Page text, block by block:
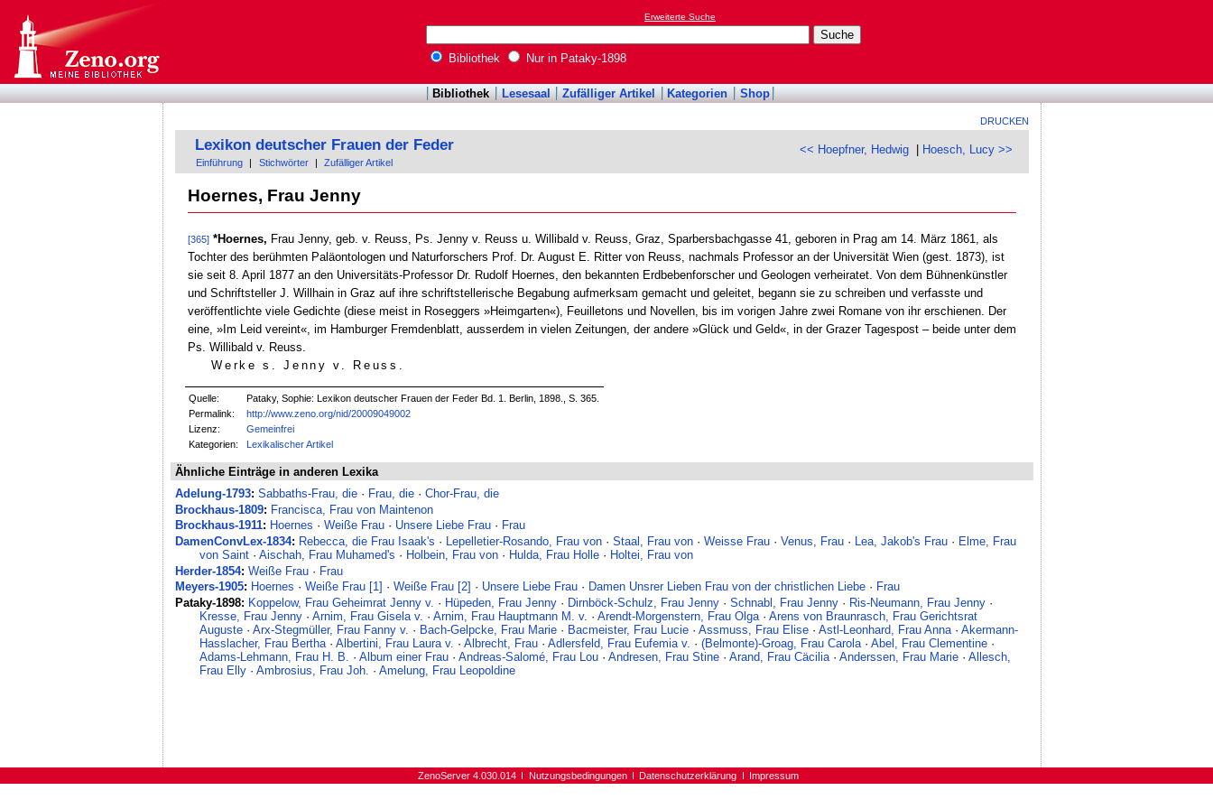
Erweiterte Suche
Bibliothek Nur in Pataky-1898
Bibliothek Lesesaal Zufälliger Artikel Kategorien Shop
DRUCKEN
<< Hoepfner, Hedwig Hoesch, Lucy >>
Lexikon deutscher Frauen der Feder
Einführung Stichwörter Zufälliger Artikel
Hoernes, Frau Jenny
[365] *Hoernes, Frau Jenny, geb. v. Reuss, Ps. Jenny v. Reuss u. Willibald v. Reuss, Graz, Sparbersbachgasse 41, geboren in Prag am 14. März 1861, als
Tochter des berühmten Paläontologen und Naturforschers Prof. Dr. August E. Ritter von Reuss, nachmals Professor an der Universität Wien (gest. 1873), ist
sie seit 8. April 1877 an den Universitäts-Professor Dr. Rudolf Hoernes, den bekannten Erdbebenforscher und Geologen verheiratet. Von dem Bühnenkünstler
und Schriftsteller J. Willhain in Graz auf ihre schriftstellerische Begabung aufmerksam gemacht und geleitet, begann sie zu schreiben und verfasste und
veröffentlichte viele Gedichte (diese meist in Roseggers »Heimgarten«), Feuilletons und Novellen, bis im vorigen Jahre zwei Romane von ihr erschienen. Der
eine, »Im Leid vereint«, im Hamburger Fremdenblatt, ausserdem in vielen Zeitungen, der andere »Glück und Geld«, in der Grazer Tagespost – beide unter dem
Ps. Willibald v. Reuss.
Werke s. Jenny v. Reuss
Quelle:
Pataky, Sophie: Lexikon deutscher Frauen der Feder Bd. 1. Berlin, 1898., S. 365.
Permalink:
http://www.zeno.org/nid/20009049002
Lizenz:
Gemeinfrei
Kategorien:
Lexikalischer Artikel
Ähnliche Einträge in anderen Lexika
Adelung-1793: Sabbaths-Frau, die · Frau, die ·Chor-Frau, die
Brockhaus-1809: Francisca, Frau von Maintenon
Brockhaus-1911: Hoernes ·Weiße Frau · Unsere Liebe Frau · Frau
DamenConvLex-1834: Rebecca, die Frau Isaak's · Lepelletier-Rosando, Frau von ·Staal, Frau von ·Weisse Frau ·Venus, Frau · Lea, Jakob's Frau · Elme, Frau
von Saint· Aischah, Frau Muhamed's · Holbein, Frau von· Hulda, Frau Holle· Holtei, Frau von
Herder-1854: Weiße Frau · Frau
Meyers-1905: Hoernes ·Weiße Frau [1] ·Weiße Frau [2] · Unsere Liebe Frau · Damen Unsrer Lieben Frau von der christlichen Liebe · Frau
Pataky-1898: Koppelow, Frau Geheimrat Jenny v. · Hüpeden, Frau Jenny · Dirnböck-Schulz, Frau Jenny ·Schnabl, Frau Jenny · Ris-Neumann, Frau Jenny ·
Kresse, Frau Jenny· Arnim, Frau Gisela v. · Arnim, Frau Hauptmann M. v. · Arendt-Morgenstern, Frau Olga· Arens von Braunrasch, Frau Gerichtsrat
Auguste· Arx-Stegmüller, Frau Fanny v. · Bach-Gelpcke, Frau Marie· Bacmeister, Frau Lucie· Assmuss, Frau Elise· Astl-Leonhard, Frau Anna· Akermann-
Hasslacher, Frau Bertha· Albertini, Frau Laura v. · Albrecht, Frau· Adlersfeld, Frau Eufemia v. · (Belmonte)-Groag, Frau Carola· Abel, Frau Clementine·
Adams-Lehmann, Frau H. B. · Album einer Frau· Andreas-Salomé, Frau Lou· Andresen, Frau Stine· Arand, Frau Cäcilia· Anderssen, Frau Marie· Allesch,
Frau Elly· Ambrosius, Frau Joh. · Amelung, Frau Leopoldine
ZenoServer 4.030.014 Nutzungsbedingungen Datenschutzerklärung Impressum